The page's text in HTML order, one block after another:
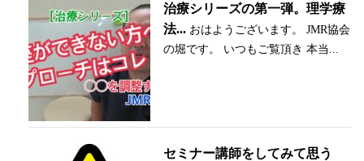
治療シリーズの第一弾。理学療
法... おはようございます。 JMR協会
の堀です。 いつもご覧頂き 本当...
セミナー講師をしてみて思う